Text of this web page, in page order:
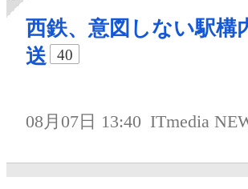
西鉄、意図しない駅構
送
40
08月07日 13:40 ITmedia